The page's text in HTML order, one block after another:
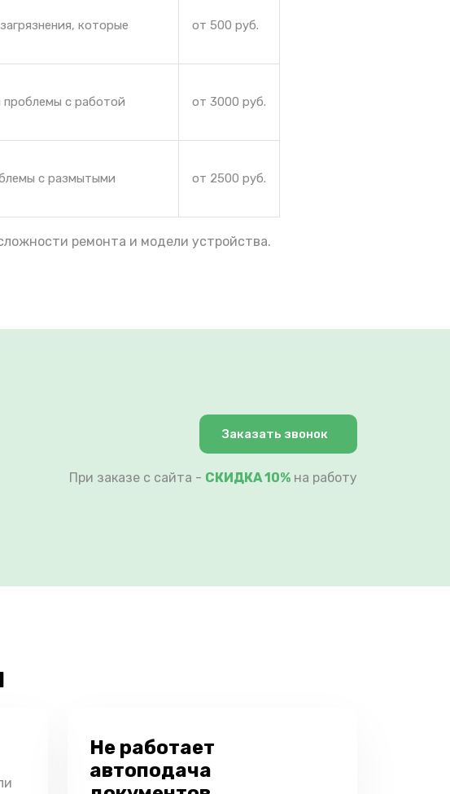
которые
от 500 руб.
проблемы с работой
от 3000 руб.
с размытыми
от 2500 руб.
ремонта и модели устройства.
Заказать звонок
При заказе с сайта - СКИДКА 10% на работу
Не работает
автоподача